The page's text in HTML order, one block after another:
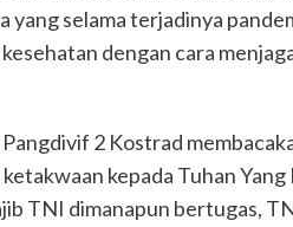
yang selama terjadinya
dengan cara
2 Kostrad
kepada Tuhan
TNI dimanapun bertugas,